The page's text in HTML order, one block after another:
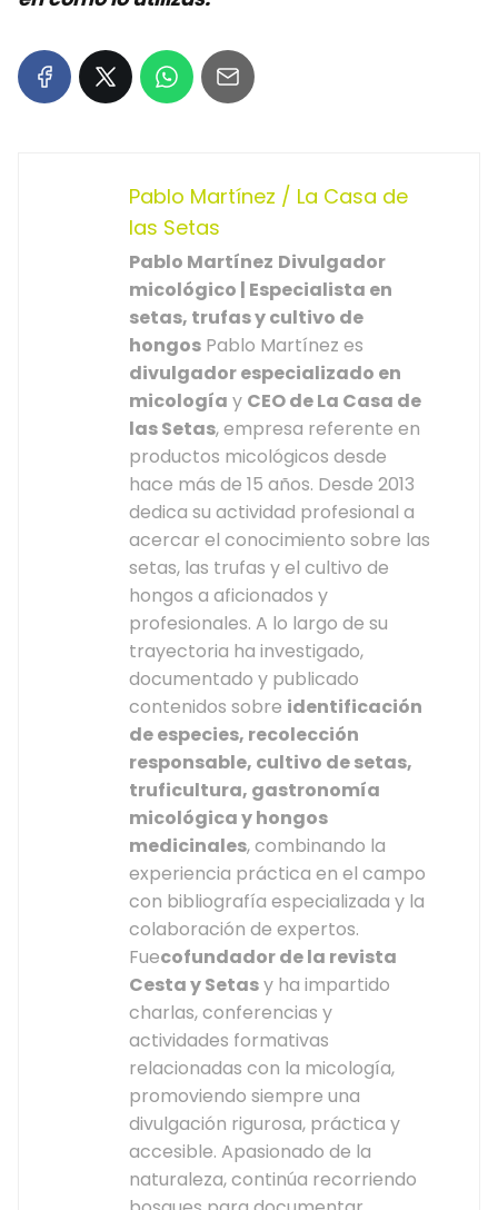
Pablo Martínez / La Casa de
las Setas
Pablo Martínez Divulgador
micológico | Especialista en
setas, trufas y cultivo de
hongos Pablo Martínez es
divulgador especializado en
micología y CEO de La Casa de
las Setas, empresa referente en
productos micológicos desde
hace más de 15 años. Desde 2013
dedica su actividad profesional a
acercar el conocimiento sobre las
setas, las trufas y el cultivo de
hongos a aficionados y
profesionales. A lo largo de su
trayectoria ha investigado,
documentado y publicado
contenidos sobre identificación
de especies, recolección
responsable, cultivo de setas,
truficultura, gastronomía
micológica y hongos
medicinales, combinando la
experiencia práctica en el campo
con bibliografía especializada y la
colaboración de expertos.
Fuecofundador de la revista
Cesta y Setasy ha impartido
charlas, conferencias y
actividades formativas
relacionadas con la micología,
promoviendo siempre una
divulgación rigurosa, práctica y
accesible. Apasionado de la
naturaleza, continúa recorriendo